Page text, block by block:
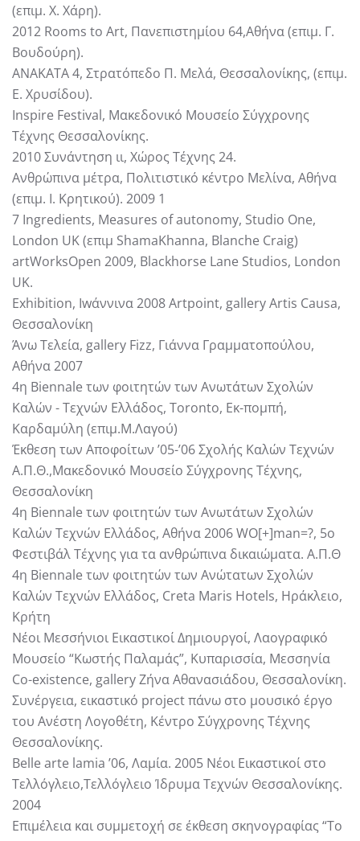
(επιµ. X. Xάρη).
2012 Rooms to Art, Πανεπιστηµίου 64,Αθήνα (επιµ. Γ.
Βουδούρη).
ΑΝΑΚΑΤΑ 4, Στρατόπεδο Π. Μελά, Θεσσαλονίκης, (επιµ.
Ε. Χρυσίδου).
Inspire Festival, Μακεδονικό Μουσείο Σύγχρονης
Τέχνης Θεσσαλονίκης.
2010 Συνάντηση ιι, Χώρος Τέχνης 24.
Ανθρώπινα µέτρα, Πολιτιστικό κέντρο Μελίνα, Αθήνα
(επιµ. Ι. Κρητικού). 2009 1
7 Ingredients, Measures of autonomy, Studio One,
London UK (επιµ ShamaKhanna, Blanche Craig)
artWorksOpen 2009, Blackhorse Lane Studios, London
UK.
Exhibition, Iwάννινα 2008 Artpoint, gallery Artis Causa,
Θεσσαλονίκη
Άνω Τελεία, gallery Fizz, Γιάννα Γραµµατοπούλου,
Αθήνα 2007
4η Biennale των φοιτητών των Ανωτάτων Σχολών
Καλών - Τεχνών Ελλάδος, Toronto, Εκ-ποµπή,
Καρδαµύλη (επιµ.Μ.Λαγού)
Έκθεση των Αποφοίτων ’05-’06 Σχολής Καλών Τεχνών
Α.Π.Θ.,Μακεδονικό Μουσείο Σύγχρονης Τέχνης,
Θεσσαλονίκη
4η Biennale των φοιτητών των Ανωτάτων Σχολών
Καλών Τεχνών Ελλάδος, Αθήνα 2006 WO[+]man=?, 5ο
Φεστιβάλ Τέχνης για τα ανθρώπινα δικαιώµατα. Α.Π.Θ
4η Biennale των φοιτητών των Ανώτατων Σχολών
Καλών Τεχνών Ελλάδος, Creta Maris Hotels, Ηράκλειο,
Κρήτη
Νέοι Μεσσήνιοι Εικαστικοί Δηµιουργοί, Λαογραφικό
Μουσείο “Κωστής Παλαµάς”, Κυπαρισσία, Μεσσηνία
Co-existence, gallery Ζήνα Αθανασιάδου, Θεσσαλονίκη.
Συνέργεια, εικαστικό project πάνω στο µουσικό έργο
του Ανέστη Λογοθέτη, Κέντρο Σύγχρονης Τέχνης
Θεσσαλονίκης.
Belle arte lamia ’06, Λαµία. 2005 Νέοι Εικαστικοί στο
Τελλόγλειο,Τελλόγλειο Ίδρυµα Τεχνών Θεσσαλονίκης.
2004
Επιµέλεια και συµµετοχή σε έκθεση σκηνογραφίας “Το